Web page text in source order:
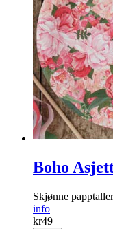
Boho
Skjønne
info
kr49